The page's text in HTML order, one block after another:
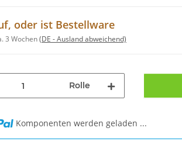
oder ist Bestellware
3 Wochen(DE - Ausland abweichend)
Rolle
Komponenten werden geladen ...